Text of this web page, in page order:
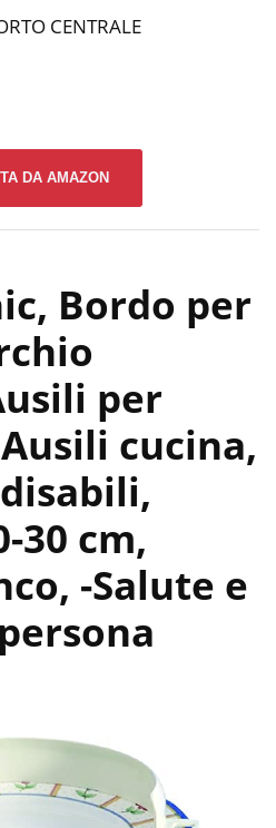
CENTRALE
DA AMAZON
Bordo per
per
cucina,
30 cm,
-Salute e